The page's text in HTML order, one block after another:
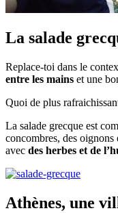
La salade
Replace-toi dans le
entre les mains et une
Quoi de plus
La salade grecque est
concombres, des oignons
avec des herbes et de
Athènes, une